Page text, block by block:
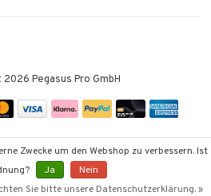
Pegasus Pro GmbH
Zwecke um den Webshop zu verbessern. Ist
Ja
Nein
Sie bitte unsere Datenschutzerklärung. »